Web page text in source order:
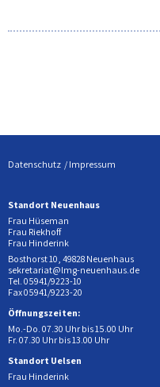
Datenschutz Impressum
Standort Neuenhaus
Frau Hüseman
Frau Riekhoff
Frau Hinderink
Bosthorst 10, 49828 Neuenhaus
sekretariat@lmg-neuenhaus.de
Tel. 05941/9223-10
Fax 05941/9223-20
Öffnungszeiten:
Mo.-Do. 07.30 Uhr bis 15.00 Uhr
Fr. 07.30 Uhr bis 13.00 Uhr
Standort Uelsen
Frau Hinderink